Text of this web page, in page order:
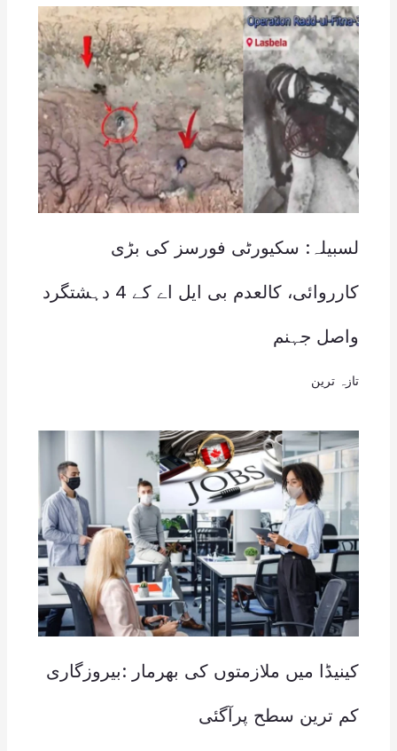
لسبیلہ: سکیورٹی فورسز کی بڑی
کارروائی، کالعدم بی ایل اے کے 4 دہشتگرد
واصل جہنم
تازہ ترین
کینیڈا میں ملازمتوں کی بھرمار :بیروزگاری
کم ترین سطح پرآگئی